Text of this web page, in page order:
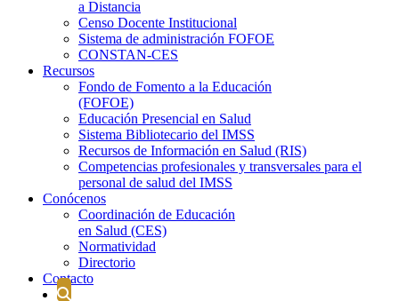
a Distancia
Censo Docente Institucional
Sistema de administración FOFOE
CONSTAN-CES
Recursos
Fondo de Fomento a la Educación
(FOFOE)
Educación Presencial en Salud
Sistema Bibliotecario del IMSS
Recursos de Información en Salud (RIS)
Competencias profesionales y transversales para el
personal de salud del IMSS
Conócenos
Coordinación de Educación
en Salud (CES)
Normatividad
Directorio
Contacto